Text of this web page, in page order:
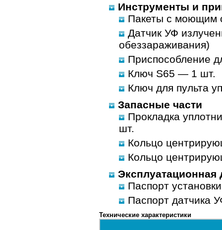
Инструменты и
Пакеты с моющим
Датчик УФ
обеззараживания)
Приспособление
Ключ S65 — 1 шт.
Ключ для пульта
Запасные части
Прокладка
шт.
Кольцо
Кольцо
Эксплуатационная
Паспорт
Паспорт датчика
Технические характеристики